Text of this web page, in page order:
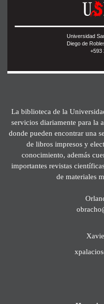
Universidad
Diego de
+593
La biblioteca de la
servicios diariamente para la
donde pueden encontrar una
de libros impresos y
conocimiento, además
importantes revistas
de materiales